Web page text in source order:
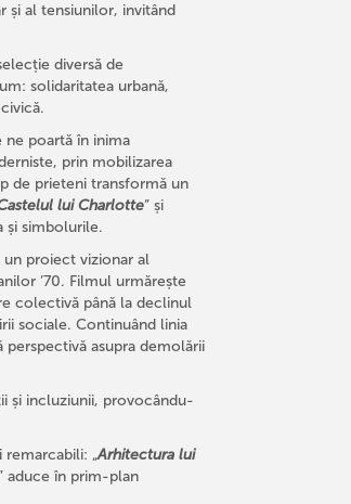
și al tensiunilor, invitând
diversă de
solidaritatea urbană,
ne poartă în inima
prin mobilizarea
de prieteni transformă un
lui Charlotte” și
și simbolurile.
proiect vizionar al
’70. Filmul urmărește
colectivă până la declinul
sociale. Continuând linia
asupra demolării
și incluziunii, provocându-
„Arhitectura lui
aduce în prim-plan